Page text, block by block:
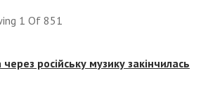
1 Of 851
через російську музику закінчилась